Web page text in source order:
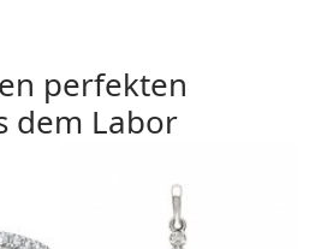
perfekten
dem Labor